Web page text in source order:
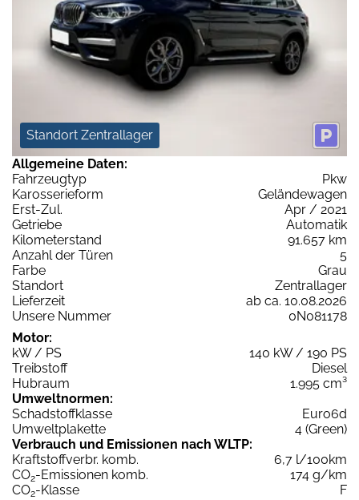
Standort Zentrallager
Allgemeine Daten:
Fahrzeugtyp
Pkw
Karosserieform
Geländewagen
Erst-Zul.
Apr / 2021
Getriebe
Automatik
Kilometerstand
91.657 km
Anzahl der Türen
5
Farbe
Grau
Standort
Zentrallager
Lieferzeit
ab ca. 10.08.2026
Unsere Nummer
0N081178
Motor:
kW / PS
140 kW / 190 PS
Treibstoff
Diesel
Hubraum
1.995 cm³
Umweltnormen:
Schadstoffklasse
Euro6d
Umweltplakette
4 (Green)
Verbrauch und Emissionen nach WLTP:
Kraftstoffverbr. komb.
6,7 l/100km
CO2-Emissionen komb.
174 g/km
CO2-Klasse
F